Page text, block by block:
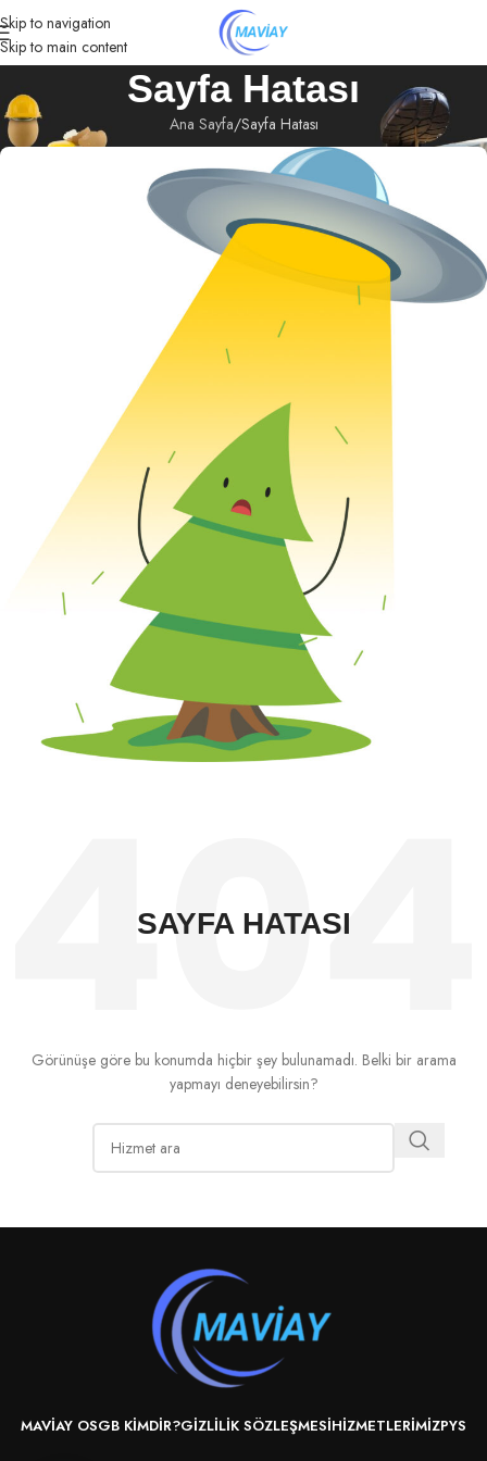
Skip to navigation
Skip to main content
Sayfa Hatası
Ana Sayfa Sayfa Hatası
SAYFA HATASI
Görünüşe göre bu konumda hiçbir şey bulunamadı. Belki bir arama
yapmayı deneyebilirsin?
MAVIAY OSGB KIMDIR?GIZLILIK SÖZLEŞMESIHIZMETLERIMIZPYS